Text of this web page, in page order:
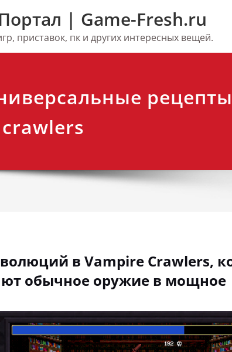
| Game-Fresh.ru
приставок, пк и других интересных вещей.
рецепты
в Vampire Crawlers,
обычное оружие в мощное